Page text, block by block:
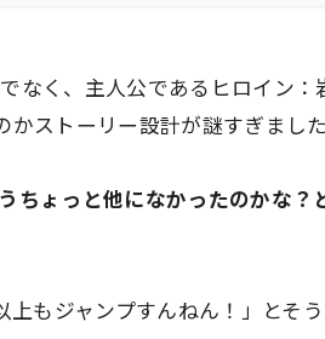
なく、主人公であるヒロイン：
ストーリー設計が謎すぎました
ちょっと他になかったのかな？
もジャンプすんねん！」とそ